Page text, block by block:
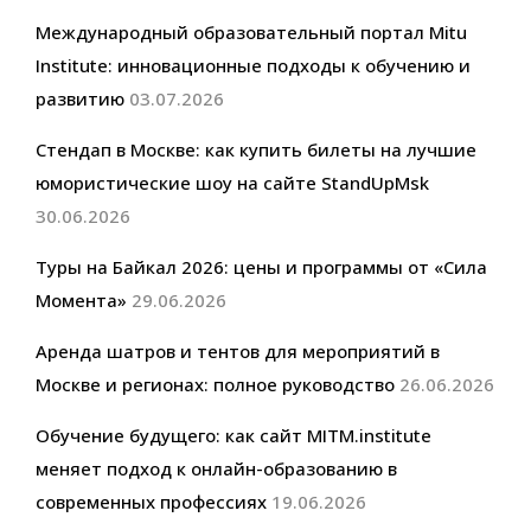
Международный образовательный портал Mitu
Institute: инновационные подходы к обучению и
развитию 03.07.2026
Стендап в Москве: как купить билеты на лучшие
юмористические шоу на сайте StandUpMsk
30.06.2026
Туры на Байкал 2026: цены и программы от «Сила
Момента» 29.06.2026
Аренда шатров и тентов для мероприятий в
Москве и регионах: полное руководство 26.06.2026
Обучение будущего: как сайт MITM.institute
меняет подход к онлайн-образованию в
современных профессиях 19.06.2026